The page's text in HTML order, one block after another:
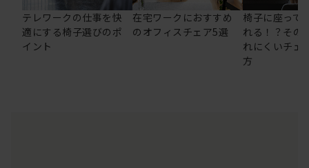
テレワークの仕事を快
適にする椅子選びのポ
イント
在宅ワークにおすすめ
のオフィスチェア5選
椅子に座って
れる！？その
れにくいチェ
方